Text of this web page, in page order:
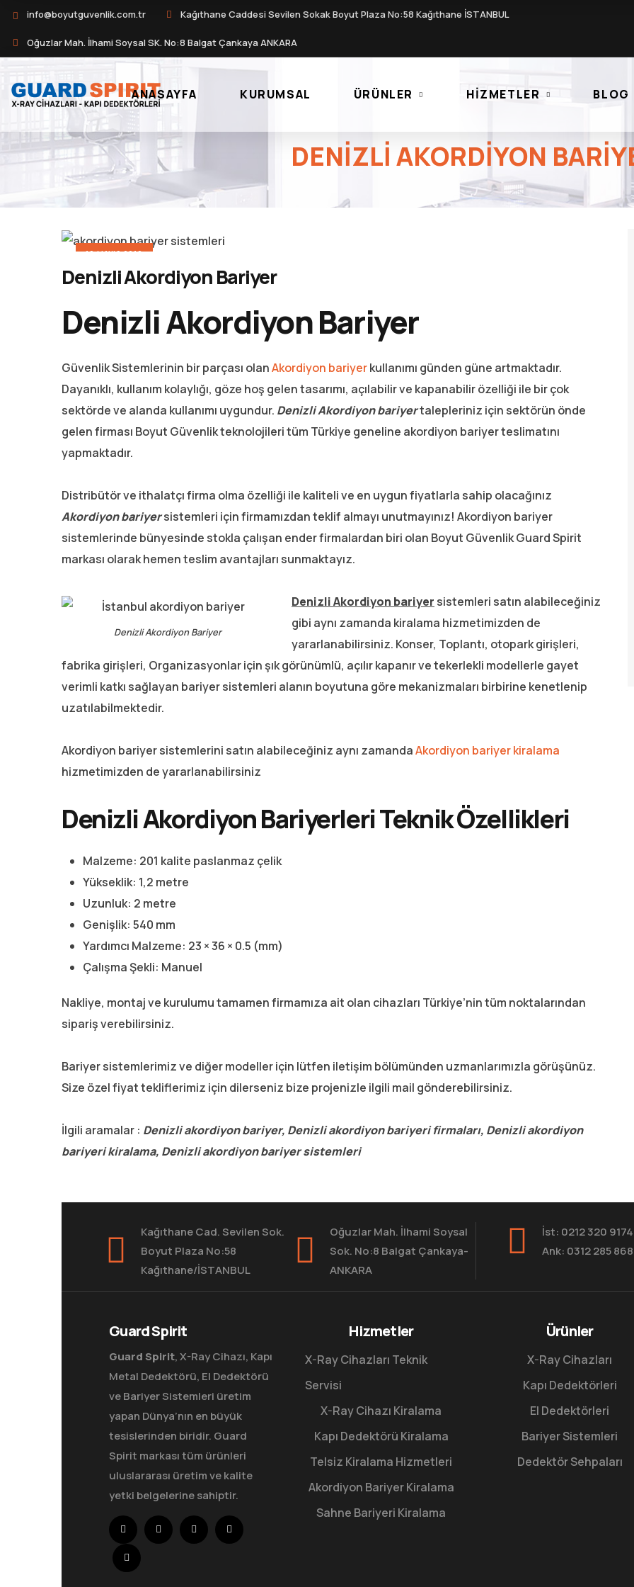
info@boyutguvenlik.com.tr Kağıthane Caddesi Sevilen Sokak Boyut Plaza No:58 Kağıthane İSTANBUL
Oğuzlar Mah. İlhami Soysal SK. No:8 Balgat Çankaya ANKARA
ANASAYFA KURUMSAL ÜRÜNLER HIZMETLER BLOG
DENIZLI AKORDIYON
10 MAYIS 2016
Denizli Akordiyon Bariyer
Denizli Akordiyon Bariyer
Güvenlik Sistemlerinin bir parçası olanAkordiyon bariyerkullanımı günden güne artmaktadır.
Dayanıklı, kullanım kolaylığı, göze hoş gelen tasarımı, açılabilir ve kapanabilir özelliği ile bir çok
sektörde ve alanda kullanımı uygundur. Denizli Akordiyon bariyertalepleriniz için sektörün önde
gelen firması Boyut Güvenlik teknolojileri tüm Türkiye geneline akordiyon bariyer teslimatını
yapmaktadır.
Distribütör ve ithalatçı firma olma özelliği ile kaliteli ve en uygun fiyatlarla sahip olacağınız
Akordiyon bariyersistemleri için firmamızdan teklif almayı unutmayınız! Akordiyon bariyer
sistemlerinde bünyesinde stokla çalışan ender firmalardan biri olan Boyut Güvenlik Guard Spirit
markası olarak hemen teslim avantajları sunmaktayız.
Denizli Akordiyon Bariyer
Denizli Akordiyon bariyer sistemleri satın alabileceğiniz
gibi aynı zamanda kiralama hizmetimizden de
yararlanabilirsiniz. Konser, Toplantı, otopark girişleri,
fabrika girişleri, Organizasyonlar için şık görünümlü, açılır kapanır ve tekerlekli modellerle gayet
verimli katkı sağlayan bariyer sistemleri alanın boyutuna göre mekanizmaları birbirine kenetlenip
uzatılabilmektedir.
Akordiyon bariyer sistemlerini satın alabileceğiniz aynı zamandaAkordiyon bariyer kiralama
hizmetimizden de yararlanabilirsiniz
Denizli Akordiyon Bariyerleri Teknik Özellikleri
Malzeme: 201 kalite paslanmaz çelik
Yükseklik: 1,2 metre
Uzunluk: 2 metre
Genişlik: 540 mm
Yardımcı Malzeme: 23 × 36 × 0.5 (mm)
Çalışma Şekli: Manuel
Nakliye, montaj ve kurulumu tamamen firmamıza ait olan cihazları Türkiye’nin tüm noktalarından
sipariş verebilirsiniz.
Bariyer sistemlerimiz ve diğer modeller için lütfen iletişim bölümünden uzmanlarımızla görüşünüz.
Size özel fiyat tekliflerimiz için dilerseniz bize projenizle ilgili mail gönderebilirsiniz.
İlgili aramalar : Denizli akordiyon bariyer, Denizli akordiyon bariyeri firmaları, Denizli akordiyon
bariyeri kiralama, Denizli akordiyon bariyer sistemleri
Kağıthane Cad. Sevilen Sok.
Boyut Plaza No:58
Kağıthane/İSTANBUL
Oğuzlar Mah. İlhami Soysal
Sok. No:8 Balgat Çankaya-
ANKARA
İst: 0212 320 9174
Ank: 0312 285
Guard Spirit
Guard Spirit, X-Ray Cihazı, Kapı
Metal Dedektörü, El Dedektörü
ve Bariyer Sistemleri üretim
yapan Dünya’nın en büyük
tesislerinden biridir. Guard
Spirit markası tüm ürünleri
uluslararası üretim ve kalite
yetki belgelerine sahiptir.
Hizmetler
X-Ray Cihazları Teknik
Servisi
X-Ray Cihazı Kiralama
Kapı Dedektörü Kiralama
Telsiz Kiralama Hizmetleri
Akordiyon Bariyer Kiralama
Sahne Bariyeri Kiralama
Ürünler
X-Ray Cihazları
Kapı Dedektörleri
El Dedektörleri
Bariyer Sistemleri
Dedektör Sehpaları